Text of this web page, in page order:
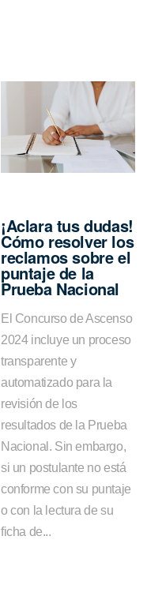
¡Aclara tus dudas!
Cómo resolver los
reclamos sobre el
puntaje de la
Prueba Nacional
El Concurso de Ascenso
2024 incluye un proceso
transparente y
automatizado para la
revisión de los
resultados de la Prueba
Nacional. Sin embargo,
si un postulante no está
conforme con su puntaje
o con la lectura de su
ficha de...